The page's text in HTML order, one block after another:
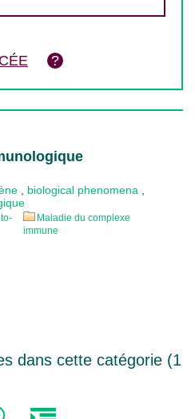
biological phenomena
Maladie du complexe
immune
dans cette catégorie (1